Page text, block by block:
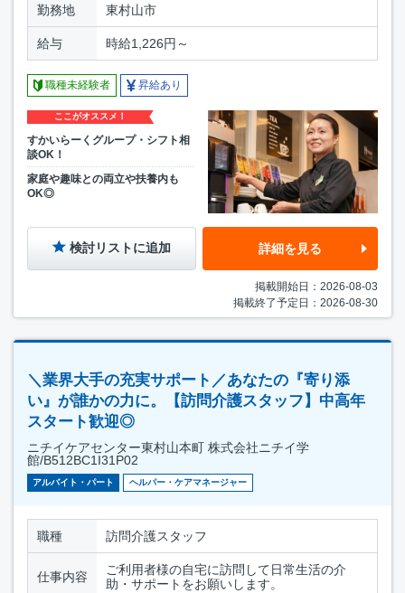
勤務地 東村山市
給与 時給1,226円～
職種未経験者 昇給あり
ここがオススメ！
すかいらーくグループ・シフト相
談OK！
家庭や趣味との両立や扶養内も
OK◎
検討リストに追加 詳細を見る
掲載開始日：2026-08-03
掲載終了予定日：2026-08-30
＼業界大手の充実サポート／あなたの『寄り添
い』が誰かの力に。【訪問介護スタッフ】中高年
スタート歓迎◎
ニチイケアセンター東村山本町 株式会社ニチイ学
館/B512BC1I31P02
アルバイト・パート ヘルパー・ケアマネージャー
職種 訪問介護スタッフ
仕事内容
ご利用者様の自宅に訪問して日常生活の介
助・サポートをお願いします。